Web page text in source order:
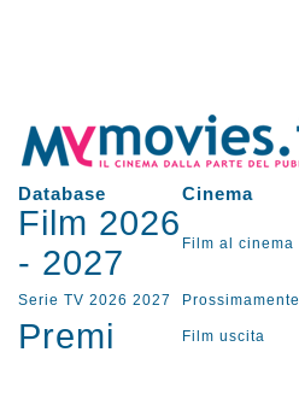
Database Cinema
Film 2026
- 2027 Film al cinema
Serie TV 2026 2027 Prossimamente
Premi Film uscita